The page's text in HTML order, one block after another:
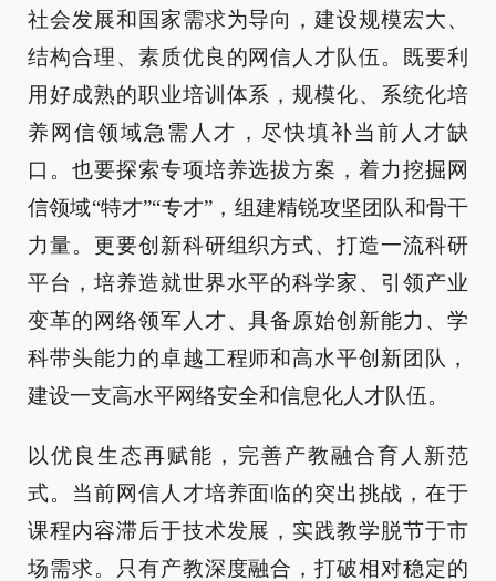
社会发展和国家需求为导向，建设规模宏大、
结构合理、素质优良的网信人才队伍。既要利
用好成熟的职业培训体系，规模化、系统化培
养网信领域急需人才，尽快填补当前人才缺
口。也要探索专项培养选拔方案，着力挖掘网
信领域“特才”“专才”，组建精锐攻坚团队和骨干
力量。更要创新科研组织方式、打造一流科研
平台，培养造就世界水平的科学家、引领产业
变革的网络领军人才、具备原始创新能力、学
科带头能力的卓越工程师和高水平创新团队，
建设一支高水平网络安全和信息化人才队伍。
以优良生态再赋能，完善产教融合育人新范
式。当前网信人才培养面临的突出挑战，在于
课程内容滞后于技术发展，实践教学脱节于市
场需求。只有产教深度融合，打破相对稳定的